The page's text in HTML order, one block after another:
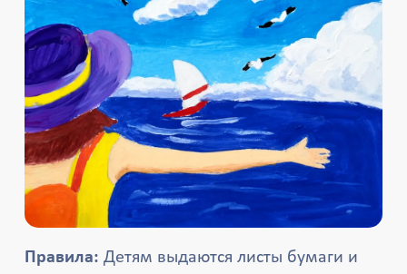
Правила: Детям выдаются листы бумаги и